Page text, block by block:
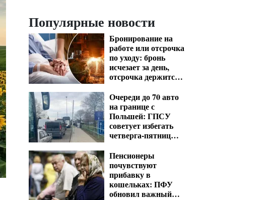
Популярные новости
Бронирование на
работе или отсрочка
по уходу: бронь
исчезает за день,
отсрочка держится
Очереди до 70 авто
на границе с
Польшей: ГПСУ
советует избегать
четверга-пятницы и
Пенсионеры
почувствуют
прибавку в
кошельках: ПФУ
обновил важный